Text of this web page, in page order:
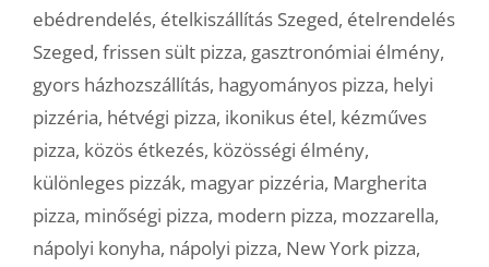
ebédrendelés, ételkiszállítás Szeged, ételrendelés
Szeged, frissen sült pizza, gasztronómiai élmény,
gyors házhozszállítás, hagyományos pizza, helyi
pizzéria, hétvégi pizza, ikonikus étel, kézműves
pizza, közös étkezés, közösségi élmény,
különleges pizzák, magyar pizzéria, Margherita
pizza, minőségi pizza, modern pizza, mozzarella,
nápolyi konyha, nápolyi pizza, New York pizza,